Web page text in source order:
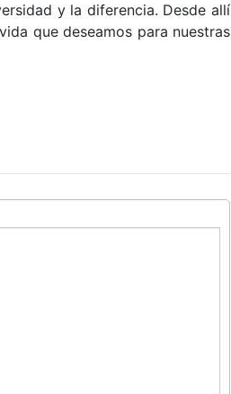
y la diferencia. Desde allí
que deseamos para nuestras